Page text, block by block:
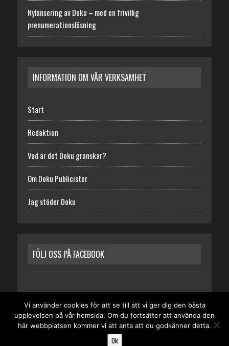
Nylansering av Doku – med en frivillig
prenumerationslösning
INFORMATION OM VÅR VERKSAMHET
Start
Redaktion
Vad är det Doku granskar?
Om Doku Publicister
Jag stöder Doku
FÖLJ OSS PÅ FACEBOOK
START REDAKTION
VAD ÄR DET DOKU GRANSKAR?
OM DOKU PUBLICISTER
JAG STÖDER DOKU
Vi använder cookies för att se till att vi ger dig den bästa
upplevelsen på vår hemsida. Om du fortsätter att använda den
här webbplatsen kommer vi att anta att du godkänner detta.
Ok